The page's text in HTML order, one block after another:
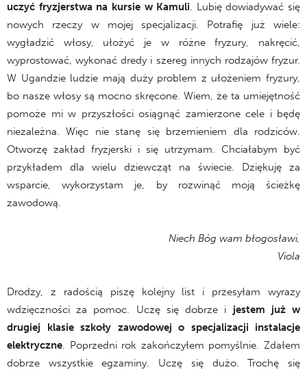
uczyć fryzjerstwa na kursie w Kamuli. Lubię dowiadywać się
nowych rzeczy w mojej specjalizacji. Potrafię już wiele:
wygładzić włosy, ułożyć je w różne fryzury, nakręcić,
wyprostować, wykonać dredy i szereg innych rodzajów fryzur.
W Ugandzie ludzie mają duży problem z ułożeniem fryzury,
bo nasze włosy są mocno skręcone. Wiem, że ta umiejętność
pomoże mi w przyszłości osiągnąć zamierzone cele i będę
niezależna. Więc nie stanę się brzemieniem dla rodziców.
Otworzę zakład fryzjerski i się utrzymam. Chciałabym być
przykładem dla wielu dziewcząt na świecie. Dziękuję za
wsparcie, wykorzystam je, by rozwinąć moją ścieżkę
zawodową.
Niech Bóg wam błogosławi,
Viola
Drodzy, z radością piszę kolejny list i przesyłam wyrazy
wdzięczności za pomoc. Uczę się dobrze i jestem już w
drugiej klasie szkoły zawodowej o specjalizacji instalacje
elektryczne. Poprzedni rok zakończyłem pomyślnie. Zdałem
dobrze wszystkie egzaminy. Uczę się dużo. Trochę się